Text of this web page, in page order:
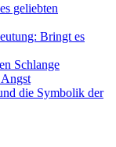
geliebten
Bringt es
Schlange
die Symbolik der